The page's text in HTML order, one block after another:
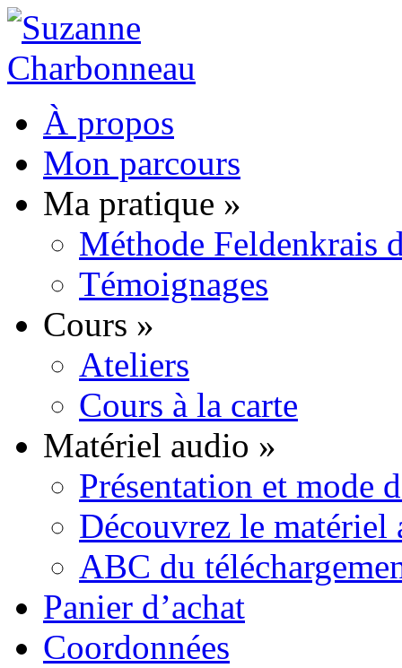
À propos
Mon parcours
Ma pratique »
Méthode Feldenkrais
Témoignages
Cours »
Ateliers
Cours à la carte
Matériel audio »
Présentation et mode
Découvrez le matériel
ABC du
Panier d’achat
Coordonnées